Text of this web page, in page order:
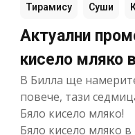
Тирамису Суши
Актуални
кисело мляко
В Билла ще
повече, тази
Бяло кисело мляко!
Бяло кисело мляко